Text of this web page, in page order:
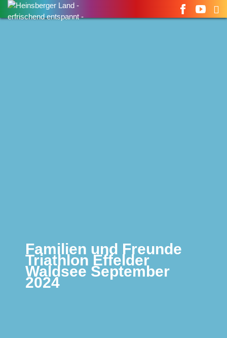
Suchen
nach:
Familien und Freunde
Triathlon Effelder
Waldsee September
2024